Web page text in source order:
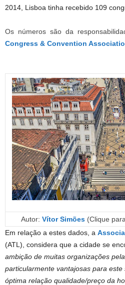
2014, Lisboa tinha recebido 109
Os números são da
Congress & Convention
Autor: Vítor Simões(Clique
Em relação a estes dados, a
(ATL), considera que a cidade se
ambição de muitas organizações
particularmente vantajosas para
óptima relação qualidade/preço da